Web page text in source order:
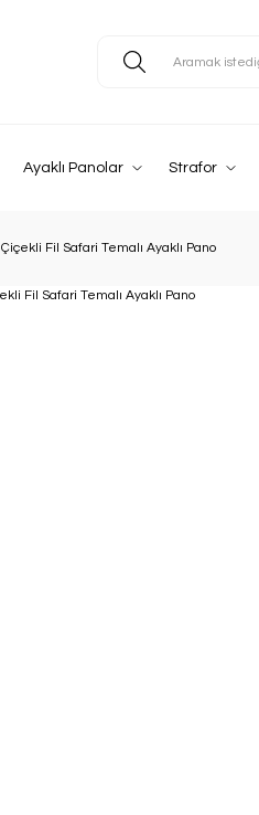
Ayaklı Panolar Strafor
Çiçekli Fil Safari Temalı Ayaklı Pano